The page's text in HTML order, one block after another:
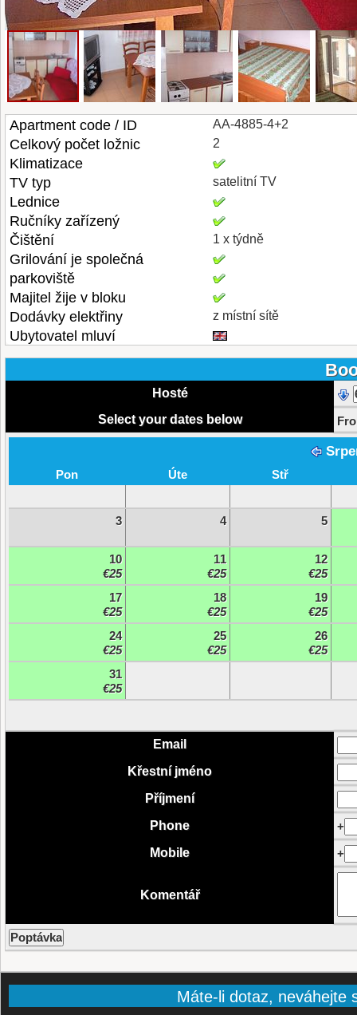
Apartment code / ID AA-4885-4+2
Celkový počet ložnic 2
Klimatizace
TV typ
satelitní TV
Lednice
Ručníky zařízený
Čištění
1 x týdně
Grilování je společná
parkoviště
Majitel žije v bloku
Dodávky elektřiny
z místní sítě
Ubytovatel mluví
Hosté
Select your dates below
Pon Úte Stř
3 4 5
10
€25
11
€25
12
€25
17
€25
18
€25
19
€25
24
€25
25
€25
26
€25
31
€25
Email
Křestní jméno
Příjmení
Phone
+
Mobile
+
Komentář
Máte-li dotaz, neváhejte